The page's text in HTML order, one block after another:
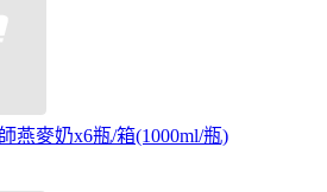
燕麥奶x6瓶/箱(1000ml/瓶)